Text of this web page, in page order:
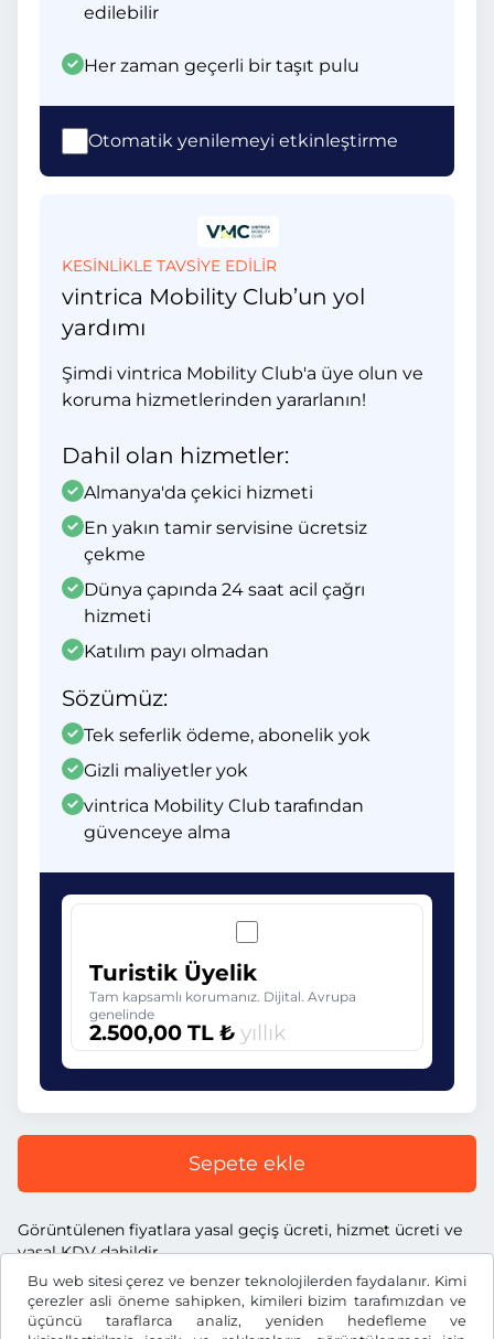
Bu web sitesi çerez ve benzer teknolojilerden faydalanır. Kimi
çerezler asli öneme sahipken, kimileri bizim tarafımızdan ve
üçüncü taraflarca analiz, yeniden hedefleme ve
edilebilir
Her zaman geçerli bir taşıt pulu
Otomatik yenilemeyi etkinleştirme
KESİNLİKLE TAVSİYE EDİLİR
vintrica Mobility Club’un yol
yardımı
Şimdi vintrica Mobility Club'a üye olun ve
koruma hizmetlerinden yararlanın!
Dahil olan hizmetler:
Almanya'da çekici hizmeti
En yakın tamir servisine ücretsiz
çekme
Dünya çapında 24 saat acil çağrı
hizmeti
Katılım payı olmadan
Sözümüz:
Tek seferlik ödeme, abonelik yok
Gizli maliyetler yok
vintrica Mobility Club tarafından
güvenceye alma
Turistik Üyelik
Tam kapsamlı korumanız. Dijital. Avrupa
genelinde
2.500,00 TL ₺ yıllık
Sepete ekle
Görüntülenen fiyatlara yasal geçiş ücreti, hizmet ücreti ve
yasal KDV dahildir.